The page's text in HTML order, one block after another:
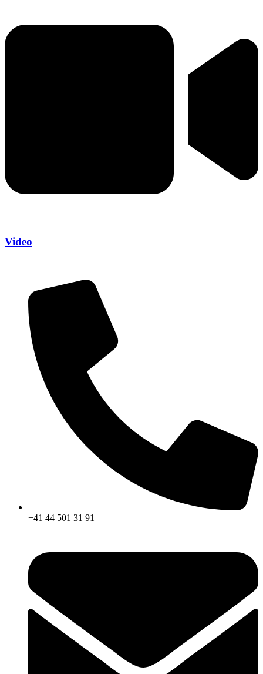
Video
+41 44 501 31 91